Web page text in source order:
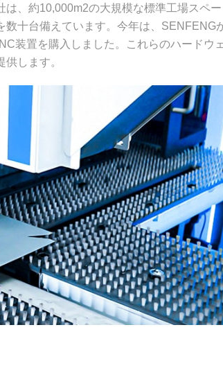
、約10,000m2の大規模な標準工場スペー
数十台備えています。今年は、SENFENG
装置を購入しました。これらのハードウ
します。